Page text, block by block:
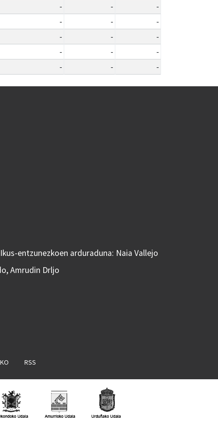
- -
-
- -
-
- -
-
- -
-
- - -
entzunezkoen arduraduna: Naia Vallejo
Amrudin Drljo
RSS